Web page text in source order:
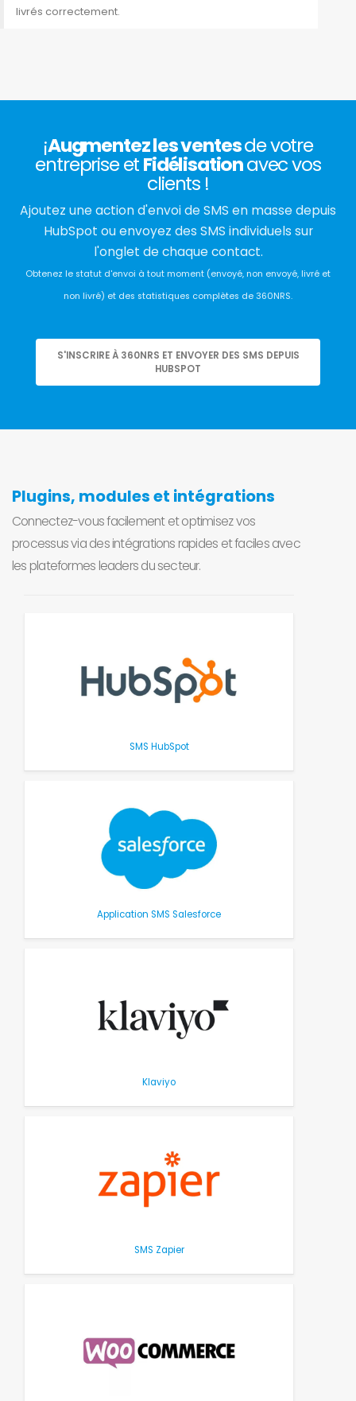
livrés correctement.
¡Augmentez les ventesde votre
entreprise etFidélisationavec vos
clients !
Ajoutez une action d'envoi de SMS en masse depuis
HubSpot ou envoyez des SMS individuels sur
l'onglet de chaque contact.
Obtenez le statut d'envoi à tout moment (envoyé, non envoyé, livré et
non livré) et des statistiques complètes de 360NRS.
S'INSCRIRE À 360NRS ET ENVOYER DES SMS DEPUIS
HUBSPOT
Plugins, modules et intégrations
Connectez-vous facilement et optimisez vos
processus via des intégrations rapides et faciles avec
les plateformes leaders du secteur.
SMS HubSpot
Application SMS Salesforce
Klaviyo
SMS Zapier